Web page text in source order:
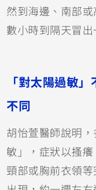
然到海邊、南部
數小時到隔天冒出
「對太陽過敏
不同
胡怡萱醫師說明
敏」，症狀以搔癢
頸部或胸前衣領